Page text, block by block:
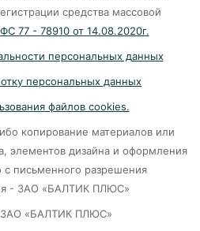
сервис для жалоб на
где сегодня
коем случае.
1,5 млн инкубационных
средства массовой
77 - 78910 от 14.08.2020г.
персональных данных
персональных данных
файлов cookies.
копирование материалов или
элементов дизайна и оформления
с письменного разрешения
- ЗАО «БАЛТИК ПЛЮС»
ЗАО «БАЛТИК ПЛЮС»